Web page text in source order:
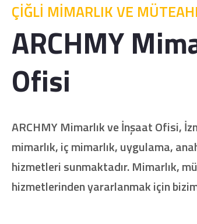
ÇİĞLİ MİMARLIK VE
ARCHMY
Ofisi
ARCHMY Mimarlık ve İnşaat Ofisi,
mimarlık, iç mimarlık, uygulama,
hizmetleri sunmaktadır. Mimarlık,
hizmetlerinden yararlanmak için